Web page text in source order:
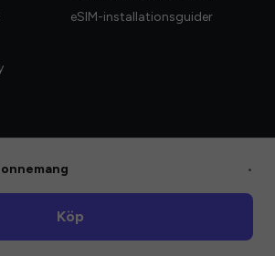
eSIM-installationsguider
•
Köp